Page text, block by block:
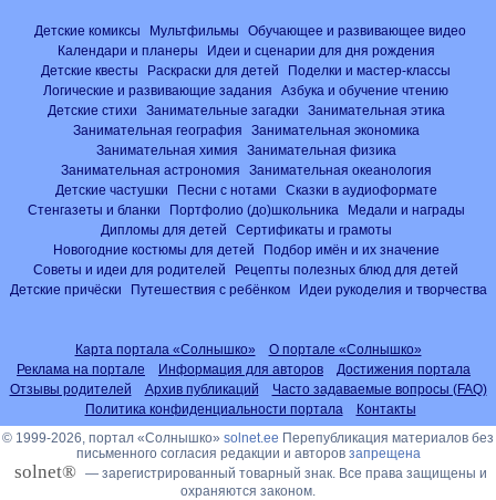
Детские комиксы Мультфильмы
Обучающее и развивающее видео
Календари и планеры
Идеи и сценарии для дня рождения
Детские квесты
Раскраски для детей
Поделки и мастер-классы
Логические и развивающие задания
Азбука и обучение чтению
Детские стихи
Занимательные загадки
Занимательная этика
Занимательная география
Занимательная экономика
Занимательная химия
Занимательная физика
Занимательная астрономия
Занимательная океанология
Детские частушки
Песни с нотами
Сказки в аудиоформате
Стенгазеты и бланки
Портфолио (до)школьника
Медали и награды
Дипломы для детей
Сертификаты и грамоты
Новогодние костюмы для детей
Подбор имён и их значение
Советы и идеи для родителей
Рецепты полезных блюд для детей
Детские причёски
Путешествия с ребёнком Идеи рукоделия и творчества
Карта портала «Солнышко»
О портале «Солнышко»
Реклама на портале
Информация для авторов
Достижения портала
Отзывы родителей
Архив публикаций
Часто задаваемые вопросы (FAQ)
Политика конфиденциальности портала
Контакты
© 1999-2026, портал «Солнышко» solnet.ee Перепубликация материалов без
письменного согласия редакции и авторов запрещена
solnet® — зарегистрированный товарный знак. Все права защищены и
охраняются законом.